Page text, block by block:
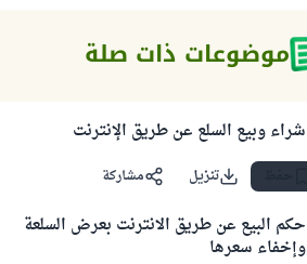
موضوعات ذات صلة
شراء وبيع السلع عن طريق الإنترنت
تنزيل مشاركة
حكم البيع عن طريق الانترنت بعرض السلعة
وإخفاء سعرها